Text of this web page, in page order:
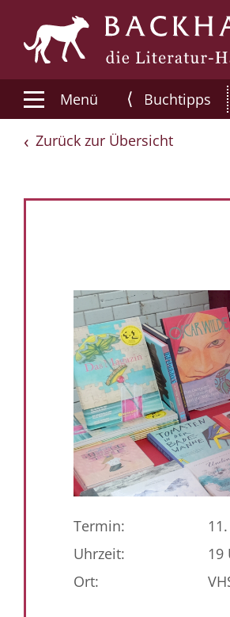
Menü ⟨ Buchtipps
Zurück zur Übersicht
Termin:
Uhrzeit:
19
Ort: